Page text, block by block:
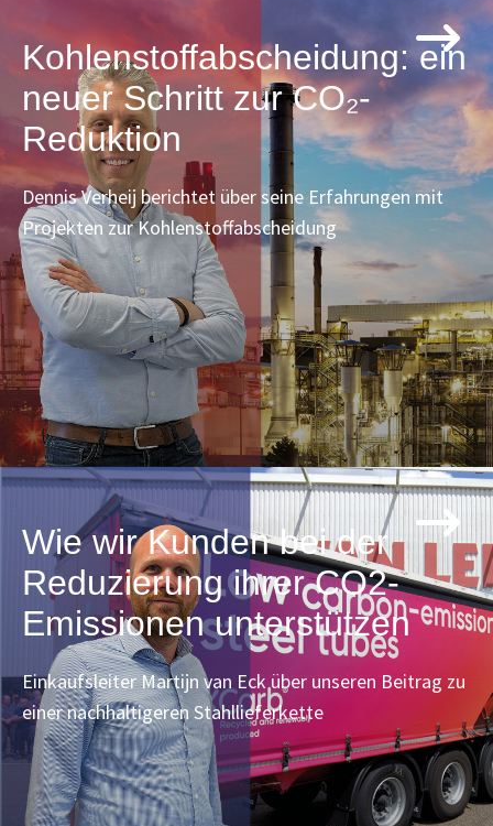
Kohlenstoffabscheidung: ein
neuer Schritt zur CO₂-
Reduktion
Dennis Verheij berichtet über seine Erfahrungen mit
Projekten zur Kohlenstoffabscheidung
Wie wir Kunden bei der
Reduzierung ihrer CO2-
Emissionen unterstützen
Einkaufsleiter Martijn van Eck über unseren Beitrag zu
einer nachhaltigeren Stahllieferkette